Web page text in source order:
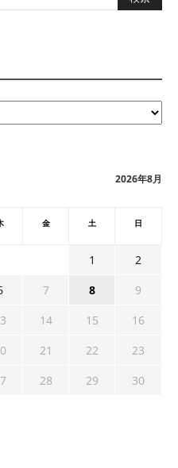
2026年8月
金 土 日
1
2
7 8
9
14 15
16
21 22
23
28 29
30